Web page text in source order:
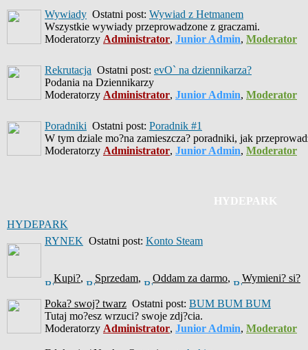
Wywiady Ostatni post: Wywiad z Hetmanem
Wszystkie wywiady przeprowadzone z graczami.
Moderatorzy Administrator, Junior Admin, Moderator
Rekrutacja Ostatni post: evO` na dziennikarza?
Podania na Dziennikarzy
Moderatorzy Administrator, Junior Admin, Moderator
Poradniki Ostatni post: Poradnik #1
W tym dziale mo?na zamieszcza? poradniki, jak
Moderatorzy Administrator, Junior Admin, Moderator
HYDEPARK
HYDEPARK
RYNEK Ostatni post: Konto Steam
Kupi?, Sprzedam, Oddam za darmo, Wymieni? si?
Poka? swoj? twarz Ostatni post: BUM BUM BUM
Tutaj mo?esz wrzuci? swoje zdj?cia.
Moderatorzy Administrator, Junior Admin, Moderator